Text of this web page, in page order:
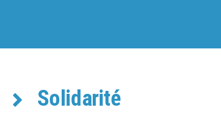
Solidarité